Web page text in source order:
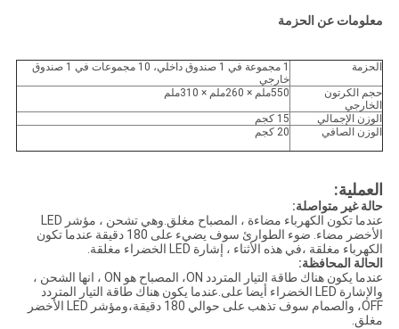
معلومات عن الحزمة
الحزمة
1 مجموعة في 1 صندوق داخلي، 10 مجموعات في 1 صندوق
خارجي
حجم الكرتون
الخارجي
550ملم × 260ملم × 310ملم
الوزن الإجمالي
15 كجم
الوزن الصافي
20 كجم
العملية:
حالة غير متواصلة:
عندما تكون الكهرباء مضاءة ، المصباح مغلق.وهي تشحن ، مؤشر LED
الأخضر مضاء. ضوء الطوارئ سوف يضيء على 180 دقيقة عندما تكون
الكهرباء مغلقة ،في هذه الأثناء ، إشارة LED الخضراء مغلقة.
الحالة المحافظة:
عندما يكون هناك طاقة التيار المتردد ON، المصباح هو ON ، انها الشحن ،
والإشارة LED الخضراء أيضا على.عندما يكون هناك طاقة التيار المتردد
OFF، والصمام سوف تذهب على حوالي 180 دقيقة،ومؤشر LED الأخضر
مغلق.